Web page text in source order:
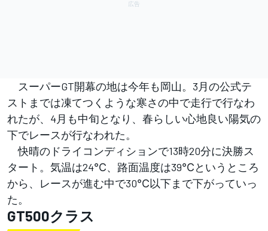
スーパーGT開幕の地は今年も岡山。3月の公式テ
ストまでは凍てつくような寒さの中で走行で行なわ
れたが、4月も中旬となり、春らしい心地良い陽気の
下でレースが行なわれた。
快晴のドライコンディションで13時20分に決勝ス
タート。気温は24℃、路面温度は39℃というところ
から、レースが進む中で30℃以下まで下がっていっ
た。
GT500クラス